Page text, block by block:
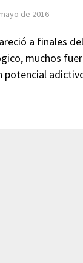
de 2016
a finales del
muchos
potencial